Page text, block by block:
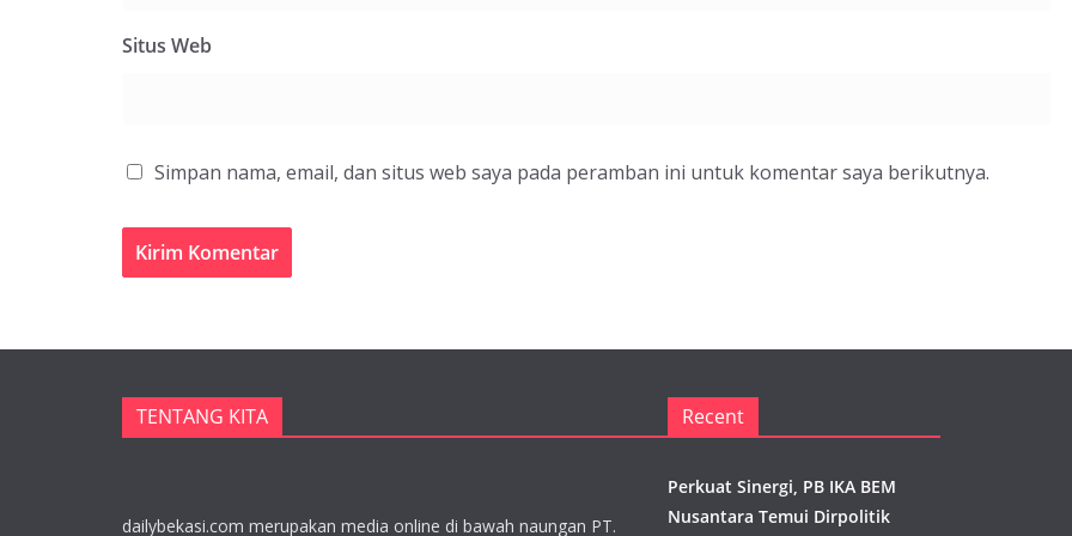
Situs Web
Simpan nama, email, dan situs web saya pada peramban ini untuk komentar saya berikutnya.
TENTANG KITA
dailybekasi.com merupakan media online di bawah naungan PT.
Recent
Perkuat Sinergi, PB IKA BEM
Nusantara Temui Dirpolitik